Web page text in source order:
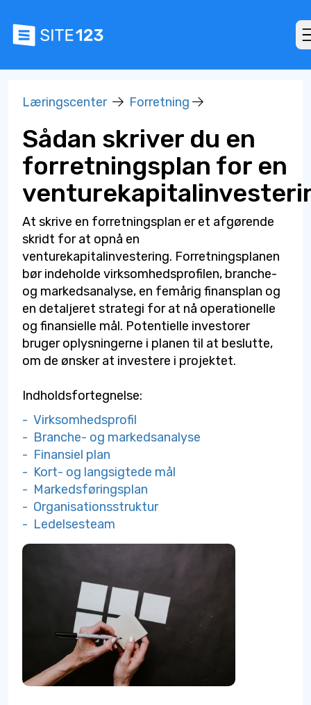
Læringscenter Forretning
Sådan skriver du en
forretningsplan for en
At skrive en forretningsplan er et afgørende
skridt for at opnå en
venturekapitalinvestering. Forretningsplanen
bør indeholde virksomhedsprofilen, branche-
og markedsanalyse, en femårig finansplan og
en detaljeret strategi for at nå operationelle
og finansielle mål. Potentielle investorer
bruger oplysningerne i planen til at beslutte,
om de ønsker at investere i projektet.
Indholdsfortegnelse:
- Virksomhedsprofil
- Branche- og markedsanalyse
- Finansiel plan
- Kort- og langsigtede mål
- Markedsføringsplan
- Organisationsstruktur
- Ledelsesteam